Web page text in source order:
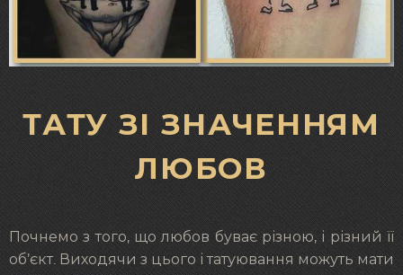
ТАТУ ЗІ ЗНАЧЕННЯМ
ЛЮБОВ
Почнемо з того, що любов буває різною, і різний її
об’єкт. Виходячи з цього і татуювання можуть мати